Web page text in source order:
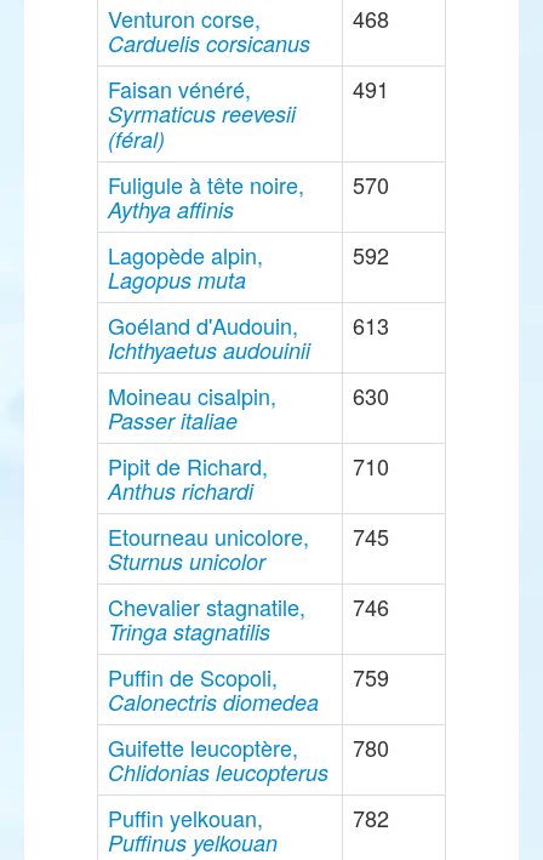
Venturon corse,
Carduelis corsicanus
468
Faisan vénéré,
Syrmaticus reevesii
(féral)
491
Fuligule à tête noire,
Aythya affinis
570
Lagopède alpin,
Lagopus muta
592
Goéland d'Audouin,
Ichthyaetus audouinii
613
Moineau cisalpin,
Passer italiae
630
Pipit de Richard,
Anthus richardi
710
Etourneau unicolore,
Sturnus unicolor
745
Chevalier stagnatile,
Tringa stagnatilis
746
Puffin de Scopoli,
Calonectris diomedea
759
Guifette leucoptère,
Chlidonias leucopterus
780
Puffin yelkouan,
Puffinus yelkouan
782